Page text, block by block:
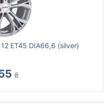
ET45 DIA66,6 (silver)
₴